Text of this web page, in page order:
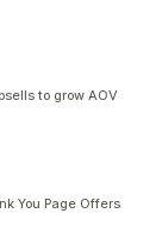
to grow AOV
You Page Offers